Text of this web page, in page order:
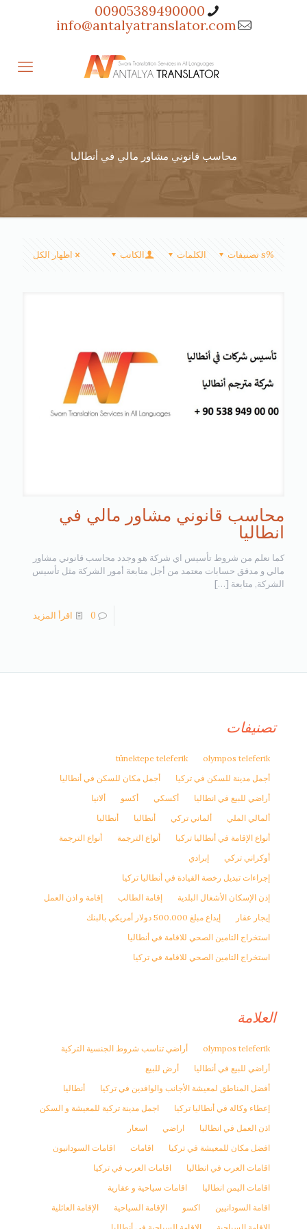
00905389490000
info@antalyatranslator.com
محاسب قانوني مشاور مالي في أنطاليا
%s تصنيفات الكلمات الكاتب اظهار الكل
محاسب قانوني مشاور مالي في
انطاليا
كما نعلم من شروط تأسيس اي شركة هو وجدد محاسب قانوني مشاور
مالي و مدقق حسابات معتمد من أجل متابعة أمور الشركة مثل تأسيس
الشركة, متابعة […]
0 اقرأ المزيد
تصنيفات
olympos teleferik
tünektepe teleferik
أجمل مدينة للسكن في تركيا
أجمل مكان للسكن في أنطاليا
أراضي للبيع في انطاليا
أكسكي أكسو
ألانيا
ألمالي الملي
ألماني تركي أنطاليا
أنطاليا
أنواع الإقامة في أنطاليا تركيا
أنواع الترجمة
أنواع الترجمة
أوكراني تركي
إبرادي
إجراءات تبديل رخصة القيادة في أنطاليا تركيا
إذن الإسكان الأشغال البلدية
إقامة الطالب
إقامة و اذن العمل
إيجار عقار
إيداع مبلغ 500.000 دولار أمريكي بالبنك
استخراج التامين الصحي للاقامة في أنطاليا
استخراج التامين الصحي للاقامة في تركيا
العلامة
olympos teleferik
أراضي تناسب شروط الجنسية التركية
أراضي للبيع في أنطاليا
أرض للبيع
أفضل المناطق لمعيشة الأجانب والوافدين في تركيا
أنطاليا
إعطاء وكالة في أنطاليا تركيا
اجمل مدينة تركية للمعيشة و السكن
اذن العمل في انطاليا
اراضي
اسعار
افضل مكان للمعيشة في تركيا
اقامات
اقامات السودانيون
اقامات العرب في انطاليا
اقامات العرب في تركيا
اقامات اليمن انطاليا
اقامات سياحية و عقارية
اقامة السودانيين
اكسو الإقامة السياحية
الإقامة العائلية